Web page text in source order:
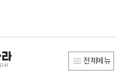
전체메뉴